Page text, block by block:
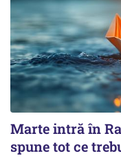
Marte intră în
spune tot ce